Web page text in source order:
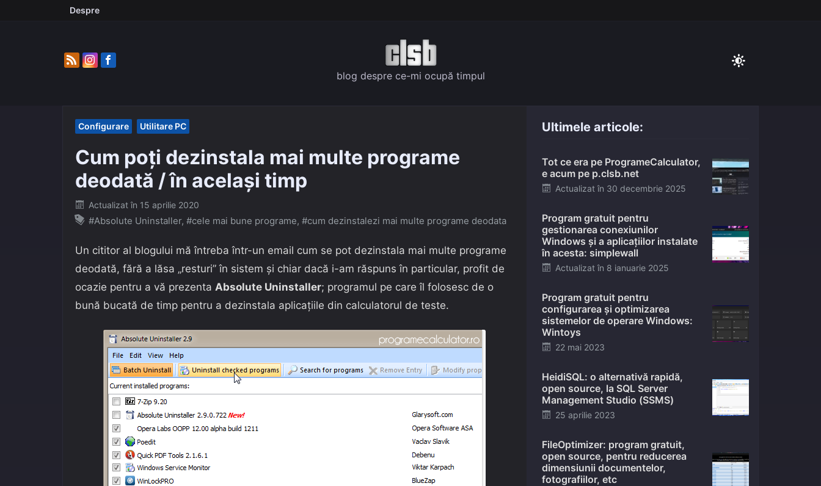
Despre
blog despre ce-mi ocupă timpul
Configurare Utilitare PC
Cum poți dezinstala mai multe programe
deodată / în același timp
Posted
on
Actualizat în 15 aprilie 2020
#Absolute Uninstaller, #cele mai bune programe, #cum dezinstalezi mai multe programe deodata
Un cititor al blogului mă întreba într-un email cum se pot dezinstala mai multe programe
deodată, fără a lăsa „resturi” în sistem și chiar dacă i-am răspuns în particular, profit de
ocazie pentru a vă prezenta Absolute Uninstaller; programul pe care îl folosesc de o
bună bucată de timp pentru a dezinstala aplicațiile din calculatorul de teste.
Ultimele articole:
Tot ce era pe ProgrameCalculator,
e acum pe p.clsb.net
Posted
Actualizat în 30 decembrie 2025
Program gratuit pentru
gestionarea conexiunilor
Windows și a aplicațiilor instalate
în acesta: simplewall
Posted
Actualizat în 8 ianuarie 2025
Program gratuit pentru
configurarea și optimizarea
sistemelor de operare Windows:
Wintoys
Posted
22 mai 2023
HeidiSQL: o alternativă rapidă,
open source, la SQL Server
Management Studio (SSMS)
Posted
25 aprilie 2023
FileOptimizer: program gratuit,
open source, pentru reducerea
dimensiunii documentelor,
fotografiilor, etc